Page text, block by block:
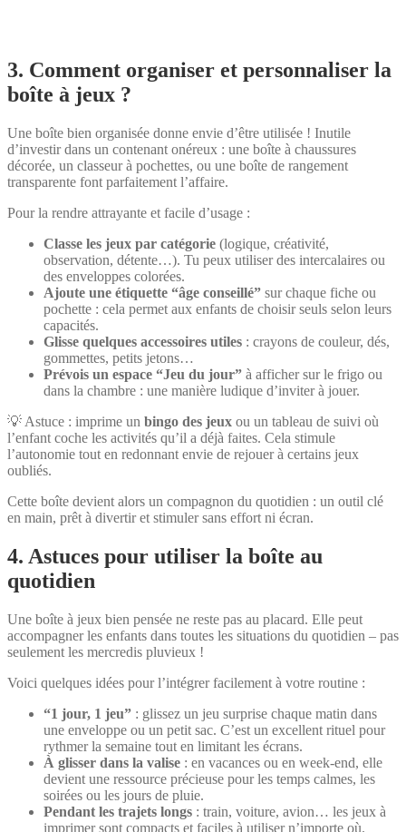
3. Comment organiser et personnaliser la
boîte à jeux ?
Une boîte bien organisée donne envie d’être utilisée ! Inutile
d’investir dans un contenant onéreux : une boîte à chaussures
décorée, un classeur à pochettes, ou une boîte de rangement
transparente font parfaitement l’affaire.
Pour la rendre attrayante et facile d’usage :
Classe les jeux par catégorie (logique, créativité,
observation, détente…). Tu peux utiliser des intercalaires ou
des enveloppes colorées.
Ajoute une étiquette “âge conseillé” sur chaque fiche ou
pochette : cela permet aux enfants de choisir seuls selon leurs
capacités.
Glisse quelques accessoires utiles : crayons de couleur, dés,
gommettes, petits jetons…
Prévois un espace “Jeu du jour” à afficher sur le frigo ou
dans la chambre : une manière ludique d’inviter à jouer.
💡 Astuce : imprime un bingo des jeux ou un tableau de suivi où
l’enfant coche les activités qu’il a déjà faites. Cela stimule
l’autonomie tout en redonnant envie de rejouer à certains jeux
oubliés.
Cette boîte devient alors un compagnon du quotidien : un outil clé
en main, prêt à divertir et stimuler sans effort ni écran.
4. Astuces pour utiliser la boîte au
quotidien
Une boîte à jeux bien pensée ne reste pas au placard. Elle peut
accompagner les enfants dans toutes les situations du quotidien – pas
seulement les mercredis pluvieux !
Voici quelques idées pour l’intégrer facilement à votre routine :
“1 jour, 1 jeu” : glissez un jeu surprise chaque matin dans
une enveloppe ou un petit sac. C’est un excellent rituel pour
rythmer la semaine tout en limitant les écrans.
À glisser dans la valise : en vacances ou en week-end, elle
devient une ressource précieuse pour les temps calmes, les
soirées ou les jours de pluie.
Pendant les trajets longs : train, voiture, avion… les jeux à
imprimer sont compacts et faciles à utiliser n’importe où.